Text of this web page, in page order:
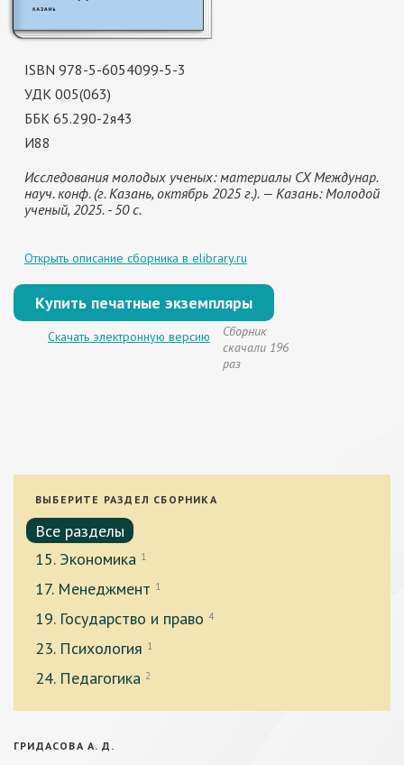
ISBN 978-5-6054099-5-3
УДК 005(063)
ББК 65.290-2я43
И88
Исследования молодых ученых: материалы CX Междунар.
науч. конф. (г. Казань, октябрь 2025 г.). — Казань: Молодой
ученый, 2025. - 50 с.
Открыть описание сборника в elibrary.ru
Купить печатные экземпляры
Скачать электронную версию
Сборник
скачали 196
раз
ВЫБЕРИТЕ РАЗДЕЛ СБОРНИКА
Все разделы
15. Экономика 1
17. Менеджмент 1
19. Государство и право 4
23. Психология 1
24. Педагогика 2
ГРИДАСОВА А. Д.